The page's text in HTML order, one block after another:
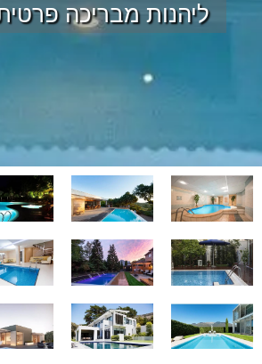
ליהנות מבריכה